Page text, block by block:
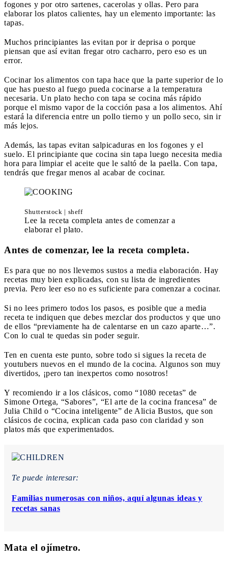
fogones y por otro sartenes, cacerolas y ollas. Pero para
elaborar los platos calientes, hay un elemento importante: las
tapas.
Muchos principiantes las evitan por ir deprisa o porque
piensan que así evitan fregar otro cacharro, pero eso es un
error.
Cocinar los alimentos con tapa hace que la parte superior de lo
que has puesto al fuego pueda cocinarse a la temperatura
necesaria. Un plato hecho con tapa se cocina más rápido
porque el mismo vapor de la cocción pasa a los alimentos. Ahí
estará la diferencia entre un pollo tierno y un pollo seco, sin ir
más lejos.
Además, las tapas evitan salpicaduras en los fogones y el
suelo. El principiante que cocina sin tapa luego necesita media
hora para limpiar el aceite que le saltó de la paella. Con tapa,
tendrás que fregar menos al acabar de cocinar.
Shutterstock | sheff
Lee la receta completa antes de comenzar a
elaborar el plato.
Antes de comenzar, lee la receta completa.
Es para que no nos llevemos sustos a media elaboración. Hay
recetas muy bien explicadas, con su lista de ingredientes
previa. Pero leer eso no es suficiente para comenzar a cocinar.
Si no lees primero todos los pasos, es posible que a media
receta te indiquen que debes mezclar dos productos y que uno
de ellos “previamente ha de calentarse en un cazo aparte…”.
Con lo cual te quedas sin poder seguir.
Ten en cuenta este punto, sobre todo si sigues la receta de
youtubers nuevos en el mundo de la cocina. Algunos son muy
divertidos, ¡pero tan inexpertos como nosotros!
Y recomiendo ir a los clásicos, como “1080 recetas” de
Simone Ortega, “Sabores”, “El arte de la cocina francesa” de
Julia Child o “Cocina inteligente” de Alicia Bustos, que son
clásicos de cocina, explican cada paso con claridad y son
platos más que experimentados.
Te puede interesar:
Familias numerosas con niños, aquí algunas ideas y
recetas sanas
Mata el ojímetro.